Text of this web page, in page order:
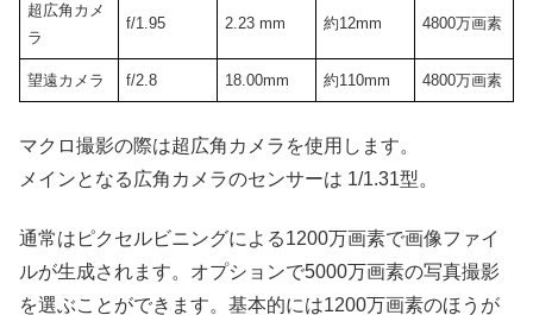
超広角カメ
ラ
f/1.95 2.23 mm 約12mm 4800万画素
望遠カメラ f/2.8 18.00mm 約110mm 4800万画素
マクロ撮影の際は超広角カメラを使用します。
メインとなる広角カメラのセンサーは 1/1.31型。
通常はピクセルビニングによる1200万画素で画像ファイ
ルが生成されます。オプションで5000万画素の写真撮影
を選ぶことができます。基本的には1200万画素のほうが